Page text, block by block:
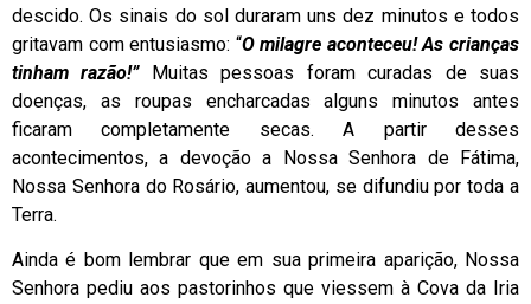
descido. Os sinais do sol duraram uns dez minutos e todos
gritavam com entusiasmo: “O milagre aconteceu! As crianças
tinham razão!”Muitas pessoas foram curadas de suas
doenças, as roupas encharcadas alguns minutos antes
ficaram completamente secas. A partir desses
acontecimentos, a devoção a Nossa Senhora de Fátima,
Nossa Senhora do Rosário, aumentou, se difundiu por toda a
Terra.
Ainda é bom lembrar que em sua primeira aparição, Nossa
Senhora pediu aos pastorinhos que viessem à Cova da Iria